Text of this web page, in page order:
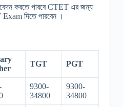
করতে পারবে CTET এর জন্য
দিতে পারবেন ।
TGT PGT
9300-
34800
9300-
34800